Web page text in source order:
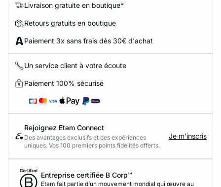
Livraison gratuite en boutique*
Retours gratuits en boutique
Paiement 3x sans frais dès 30€ d'achat
Un service client à votre écoute
Paiement 100% sécurisé
Rejoignez Etam Connect
Des avantages exclusifs et des expériences
uniques. Vos 100 premiers points fidélités offerts.
Je m’inscris
Entreprise certifiée B Corp™
Etam fait partie d’un mouvement mondial qui œuvre au